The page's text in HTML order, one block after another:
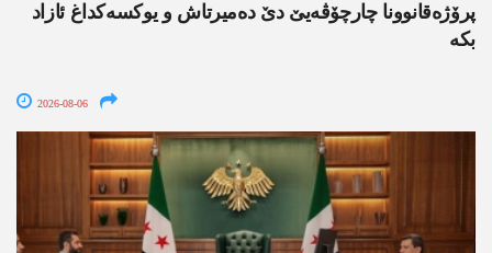
پرۆژەقانوونا چارچۆڤەیێ دێ دەمیرتاش و یوکسەکداغ ئازاد
بکە
2026-08-06